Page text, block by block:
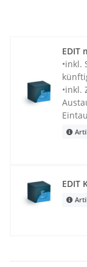
EDIT
•inkl.
•inkl.
EDIT